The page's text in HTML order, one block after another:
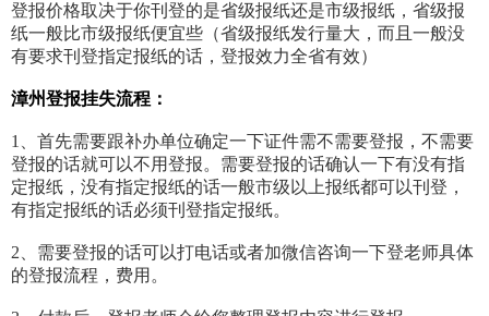
登报价格取决于你刊登的是省级报纸还是市级报纸，省级报
纸一般比市级报纸便宜些（省级报纸发行量大，而且一般没
有要求刊登指定报纸的话，登报效力全省有效）
漳州登报挂失流程：
1、首先需要跟补办单位确定一下证件需不需要登报，不需要
登报的话就可以不用登报。需要登报的话确认一下有没有指
定报纸，没有指定报纸的话一般市级以上报纸都可以刊登，
有指定报纸的话必须刊登指定报纸。
2、需要登报的话可以打电话或者加微信咨询一下登老师具体
的登报流程，费用。